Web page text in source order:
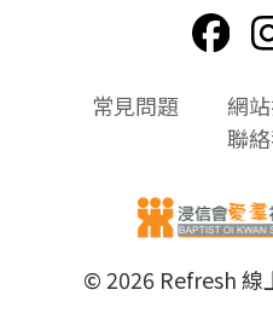
常見問題 網
聯
© 2026 Refresh 線